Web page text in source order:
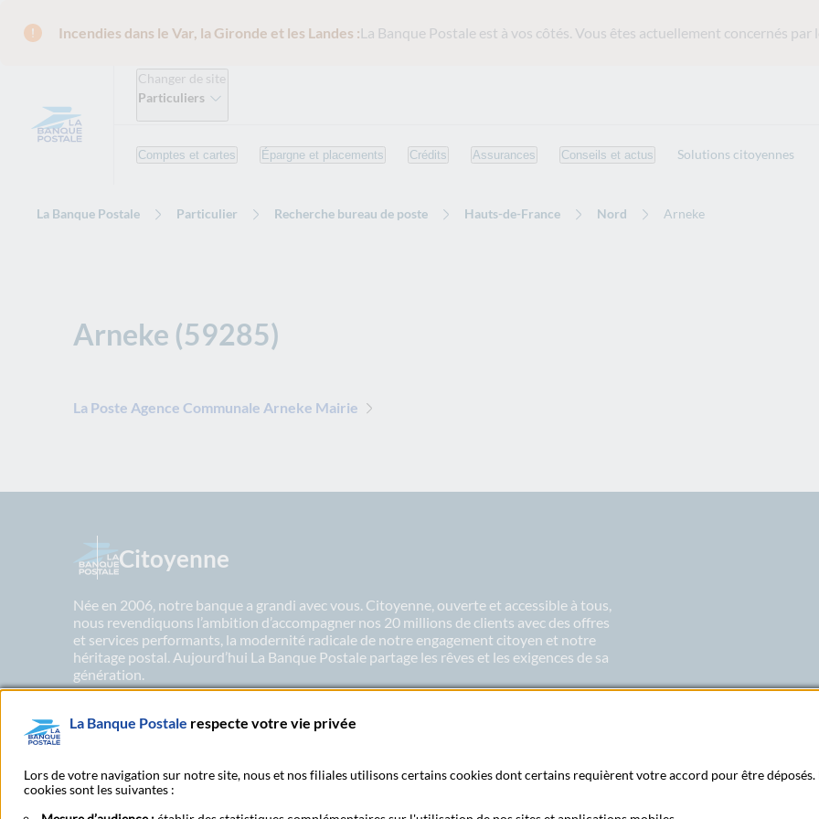
Incendies dans le Var, la Gironde et les Landes :La Banque Postale est à vos côtés. Vous êtes actuellement concernés par
Changer de site
Particuliers
Comptes et cartes Épargne et placements Crédits Assurances Conseils et actus Solutions citoyennes
La Banque Postale Particulier Recherche bureau de poste Hauts-de-France Nord Arneke
Arneke (59285)
La Poste Agence Communale Arneke Mairie
Citoyenne
Née en 2006, notre banque a grandi avec vous. Citoyenne, ouverte et accessible à tous,
nous revendiquons l’ambition d’accompagner nos 20 millions de clients avec des offres
et services performants, la modernité radicale de notre engagement citoyen et notre
héritage postal. Aujourd’hui La Banque Postale partage les rêves et les exigences de sa
génération.
En savoir plus sur nos engagements
La Banque Postale respecte votre vie privée
Lors de votre navigation sur notre site, nous et nos filiales utilisons certains cookies dont certains requièrent votre accord pour être déposés.
cookies sont les suivantes :